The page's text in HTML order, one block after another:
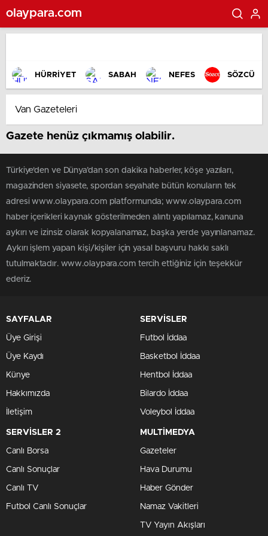
olaypara.com
HÜRRİYET SABAH NEFES SÖZCÜ
Gazete henüz çıkmamış olabilir.
Türkiye'den ve Dünya’dan son dakika haberler, köşe yazıları,
magazinden siyasete, spordan seyahate bütün konuların tek
adresi www.olaypara.com platformunda; www.olaypara.com
haber içerikleri kaynak gösterilmeden alıntı yapılamaz, kanuna
aykırı ve izinsiz olarak kopyalanamaz, başka yerde yayınlanamaz.
Aykırı işlem yapan kişi/kişiler için yasal başvuru hakkı saklı
tutulmaktadır. www.olaypara.com tercih ettiğiniz için teşekkür
ederiz.
SAYFALAR
Üye Girişi
Üye Kaydı
Künye
Hakkımızda
İletişim
SERVİSLER
Futbol İddaa
Basketbol İddaa
Hentbol İddaa
Bilardo İddaa
Voleybol İddaa
SERVİSLER 2
Canlı Borsa
Canlı Sonuçlar
Canlı TV
Futbol Canlı Sonuçlar
MULTİMEDYA
Gazeteler
Hava Durumu
Haber Gönder
Namaz Vakitleri
TV Yayın Akışları